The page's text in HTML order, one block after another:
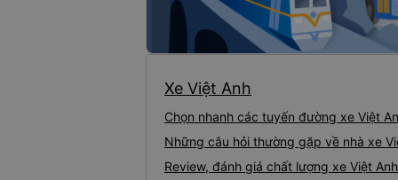
Nội thất xe Việt Anh đi Lai Châu
Xe Việt Anh
Chọn nhanh các tuyến đường xe Việt
Những câu hỏi thường gặp về nhà xe
Review, đánh giá chất lượng xe Việt Anh